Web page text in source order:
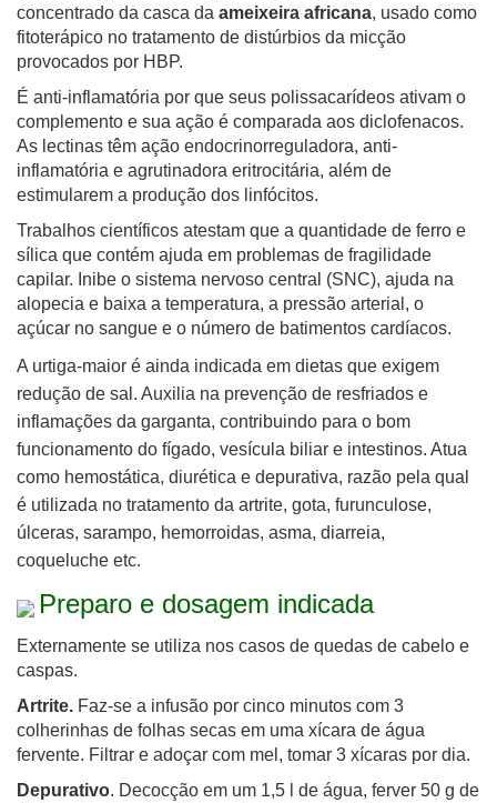
concentrado da casca da ameixeira africana, usado como
fitoterápico no tratamento de distúrbios da micção
provocados por HBP.
É anti-inflamatória por que seus polissacarídeos ativam o
complemento e sua ação é comparada aos diclofenacos.
As lectinas têm ação endocrinorreguladora, anti-
inflamatória e agrutinadora eritrocitária, além de
estimularem a produção dos linfócitos.
Trabalhos científicos atestam que a quantidade de ferro e
sílica que contém ajuda em problemas de fragilidade
capilar. Inibe o sistema nervoso central (SNC), ajuda na
alopecia e baixa a temperatura, a pressão arterial, o
açúcar no sangue e o número de batimentos cardíacos.
A urtiga-maior é ainda indicada em dietas que exigem
redução de sal. Auxilia na prevenção de resfriados e
inflamações da garganta, contribuindo para o bom
funcionamento do fígado, vesícula biliar e intestinos. Atua
como hemostática, diurética e depurativa, razão pela qual
é utilizada no tratamento da artrite, gota, furunculose,
úlceras, sarampo, hemorroidas, asma, diarreia,
coqueluche etc.
Preparo e dosagem indicada
Externamente se utiliza nos casos de quedas de cabelo e
caspas.
Artrite. Faz-se a infusão por cinco minutos com 3
colherinhas de folhas secas em uma xícara de água
fervente. Filtrar e adoçar com mel, tomar 3 xícaras por dia.
Depurativo. Decocção em um 1,5 l de água, ferver 50 g de